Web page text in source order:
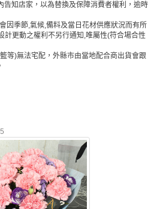
告知店家，以為替換及保障消費者權利，逾時
因季節,氣候,備料及當日花材供應狀況而有所
計更動之權利不另行通知,唯屬性(符合場合性
等)無法宅配，外縣市由當地配合商出貨會跟